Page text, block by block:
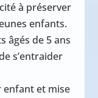
à préserver
enfants.
âgés de 5 ans
s’entraider
et mise